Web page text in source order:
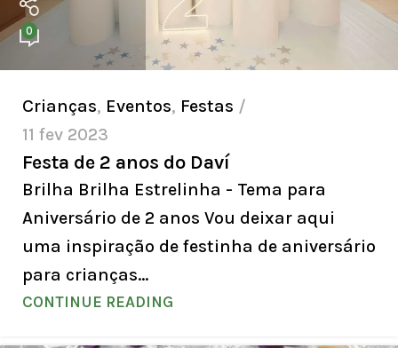
0
Crianças, Eventos, Festas
11 fev 2023
Festa de 2 anos do Daví
Brilha Brilha Estrelinha - Tema para
Aniversário de 2 anos Vou deixar aqui
uma inspiração de festinha de aniversário
para crianças...
CONTINUE READING